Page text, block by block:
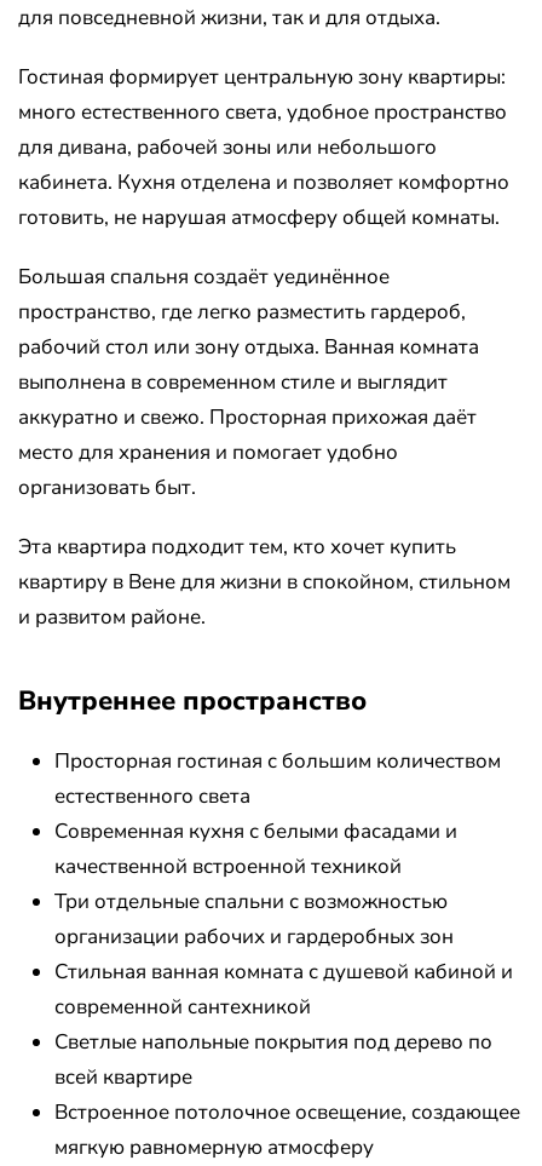
для повседневной жизни, так и для отдыха.
Гостиная формирует центральную зону квартиры:
много естественного света, удобное пространство
для дивана, рабочей зоны или небольшого
кабинета. Кухня отделена и позволяет комфортно
готовить, не нарушая атмосферу общей комнаты.
Большая спальня создаёт уединённое
пространство, где легко разместить гардероб,
рабочий стол или зону отдыха. Ванная комната
выполнена в современном стиле и выглядит
аккуратно и свежо. Просторная прихожая даёт
место для хранения и помогает удобно
организовать быт.
Эта квартира подходит тем, кто хочет купить
квартиру в Вене для жизни в спокойном, стильном
и развитом районе.
Внутреннее пространство
Просторная гостиная с большим количеством
естественного света
Современная кухня с белыми фасадами и
качественной встроенной техникой
Три отдельные спальни с возможностью
организации рабочих и гардеробных зон
Стильная ванная комната с душевой кабиной и
современной сантехникой
Светлые напольные покрытия под дерево по
всей квартире
Встроенное потолочное освещение, создающее
мягкую равномерную атмосферу